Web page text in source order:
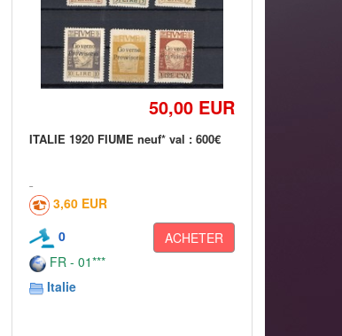
50,00 EUR
ITALIE 1920 FIUME neuf* val : 600€
3,60 EUR
0
ACHETER
FR - 01***
Italie